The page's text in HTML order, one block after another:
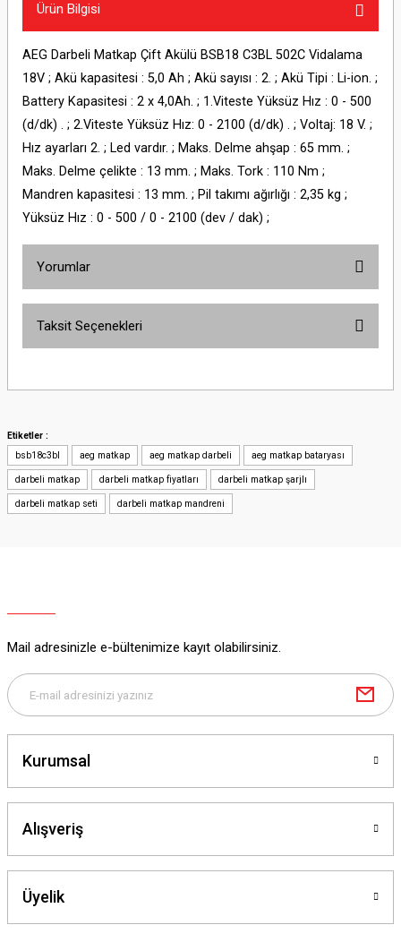
Ürün Bilgisi
AEG Darbeli Matkap Çift Akülü BSB18 C3BL 502C Vidalama
18V ; Akü kapasitesi : 5,0 Ah ; Akü sayısı : 2. ; Akü Tipi : Li-ion. ;
Battery Kapasitesi : 2 x 4,0Ah. ; 1.Viteste Yüksüz Hız : 0 - 500
(d/dk) . ; 2.Viteste Yüksüz Hız: 0 - 2100 (d/dk) . ; Voltaj: 18 V. ;
Hız ayarları 2. ; Led vardır. ; Maks. Delme ahşap : 65 mm. ;
Maks. Delme çelikte : 13 mm. ; Maks. Tork : 110 Nm ;
Mandren kapasitesi : 13 mm. ; Pil takımı ağırlığı : 2,35 kg ;
Yüksüz Hız : 0 - 500 / 0 - 2100 (dev / dak) ;
Yorumlar
Yorum Yaz
Taksit Seçenekleri
Etiketler :
bsb18c3bl
aeg matkap aeg matkap darbeli aeg matkap bataryası
darbeli matkap darbeli matkap fiyatları darbeli matkap şarjlı
darbeli matkap seti darbeli matkap mandreni
Mail adresinizle e-bültenimize kayıt olabilirsiniz.
Kurumsal
Alışveriş
Üyelik